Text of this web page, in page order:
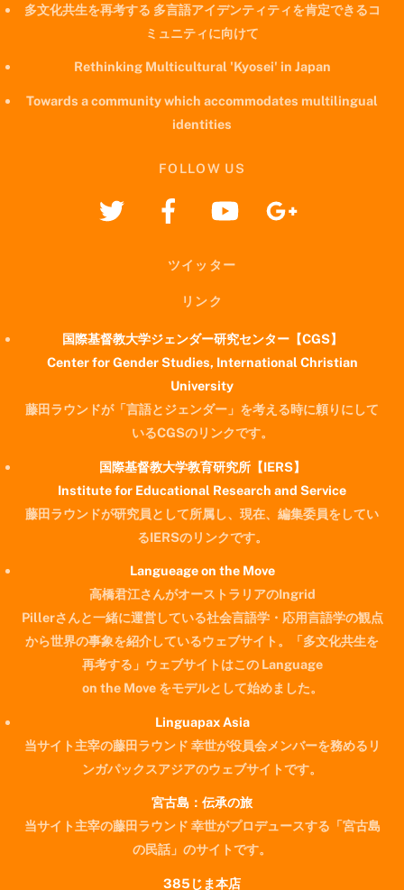
多文化共生を再考する 多言語アイデンティティを肯定できるコ
ミュニティに向けて
Rethinking Multicultural 'Kyosei' in Japan
Towards a community which accommodates multilingual
identities
FOLLOW US
ツイッター
リンク
国際基督教大学ジェンダー研究センター【CGS】
Center for Gender Studies, International Christian
University
藤田ラウンドが「言語とジェンダー」を考える時に頼りにして
いるCGSのリンクです。
国際基督教大学教育研究所【IERS】
Institute for Educational Research and Service
藤田ラウンドが研究員として所属し、現在、編集委員をしてい
るIERSのリンクです。
Langueage on the Move
高橋君江さんがオーストラリアのIngrid
Pillerさんと一緒に運営している社会言語学・応用言語学の観点
から世界の事象を紹介しているウェブサイト。「多文化共生を
再考する」ウェブサイトはこの Language
on the Move をモデルとして始めました。
Linguapax Asia
当サイト主宰の藤田ラウンド 幸世が役員会メンバーを務めるリ
ンガパックスアジアのウェブサイトです。
宮古島：伝承の旅
当サイト主宰の藤田ラウンド 幸世がプロデュースする「宮古島
の民話」のサイトです。
385じま本店